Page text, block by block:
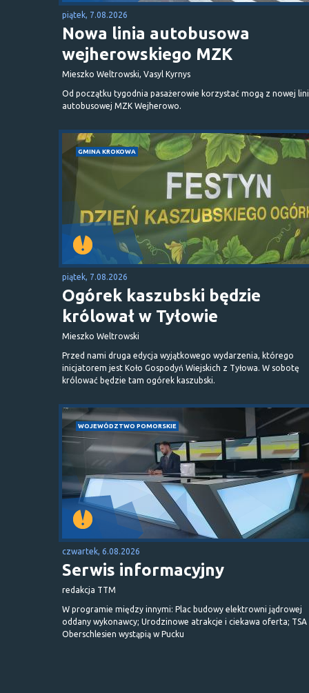
piątek, 7.08.2026
Nowa linia autobusowa
wejherowskiego MZK
Mieszko Weltrowski, Vasyl Kyrnys
Od początku tygodnia pasażerowie korzystać mogą z nowej
autobusowej MZK Wejherowo.
GMINA KROKOWA
piątek, 7.08.2026
Ogórek kaszubski będzie
królował w Tyłowie
Mieszko Weltrowski
Przed nami druga edycja wyjątkowego wydarzenia, którego
inicjatorem jest Koło Gospodyń Wiejskich z Tyłowa. W sobotę
królować będzie tam ogórek kaszubski.
WOJEWÓDZTWO POMORSKIE
czwartek, 6.08.2026
Serwis informacyjny
redakcja TTM
W programie między innymi: Plac budowy elektrowni jądrowej
oddany wykonawcy; Urodzinowe atrakcje i ciekawa oferta; TSA
Oberschlesien wystąpią w Pucku